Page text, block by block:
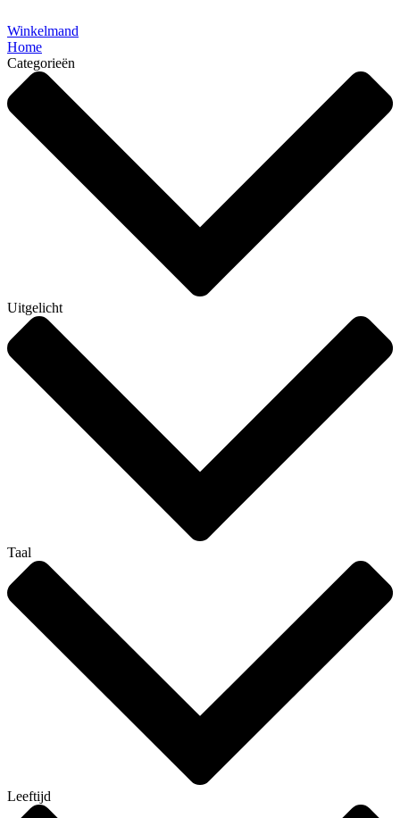
Winkelmand
Home
Categorieën
Uitgelicht
Taal
Leeftijd